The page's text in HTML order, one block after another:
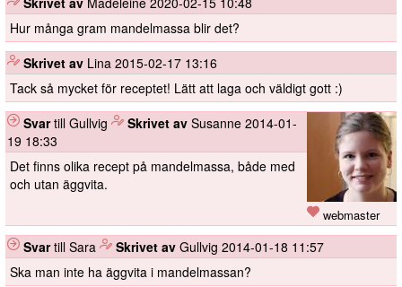
Hur många gram mandelmassa blir det?
Skrivet av Lina 2015-02-17 13:16
Tack så mycket för receptet! Lätt att laga och väldigt gott :)
webmaster
Svartill Gullvig Skrivet av Susanne 2014-01-
19 18:33
Det finns olika recept på mandelmassa, både med
och utan äggvita.
Svartill Sara Skrivet av Gullvig 2014-01-18 11:57
Ska man inte ha äggvita i mandelmassan?